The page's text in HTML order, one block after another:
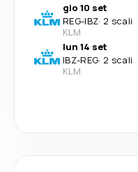
gio 10 set
REG-IBZ· 2 scali
KLM
lun 14 set
IBZ-REG· 2 scali
KLM